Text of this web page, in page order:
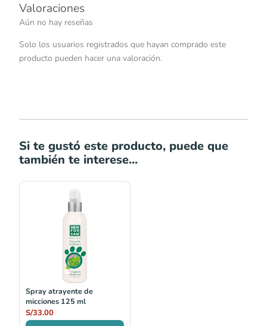
Valoraciones
Aún no hay reseñas
Solo los usuarios registrados que hayan comprado este
producto pueden hacer una valoración.
Si te gustó este producto, puede que
también te interese...
Spray atrayente de
micciones 125 ml
S/33.00